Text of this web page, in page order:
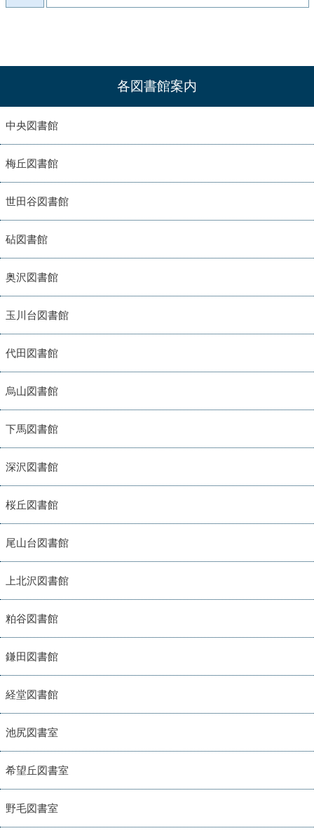
各図書館案内
中央図書館
梅丘図書館
世田谷図書館
砧図書館
奥沢図書館
玉川台図書館
代田図書館
烏山図書館
下馬図書館
深沢図書館
桜丘図書館
尾山台図書館
上北沢図書館
粕谷図書館
鎌田図書館
経堂図書館
池尻図書室
希望丘図書室
野毛図書室